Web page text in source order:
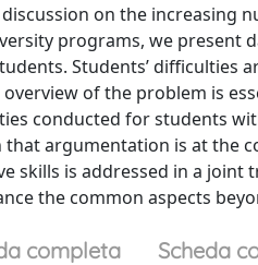
on the increasing
programs, we present
Students’
of the problem is
conducted for students
argumentation is at the
skills is addressed in a
the common aspects
completa Scheda